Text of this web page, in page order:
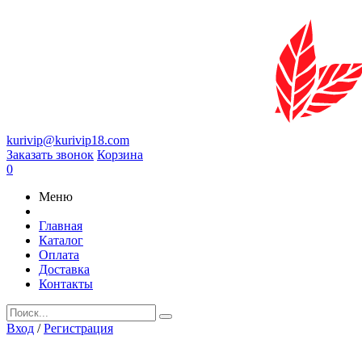
kurivip@kurivip18.com
Заказать звонок Корзина
0
Меню
Главная
Каталог
Оплата
Доставка
Контакты
Вход /Регистрация